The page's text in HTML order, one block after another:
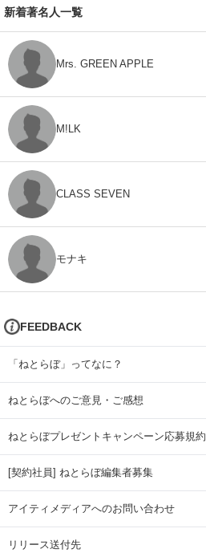
新着著名人一覧
Mrs. GREEN APPLE
M!LK
CLASS SEVEN
モナキ
FEEDBACK
「ねとらぼ」ってなに？
ねとらぼへのご意見・ご感想
ねとらぼプレゼントキャンペーン応募規約
[契約社員] ねとらぼ編集者募集
アイティメディアへのお問い合わせ
リリース送付先